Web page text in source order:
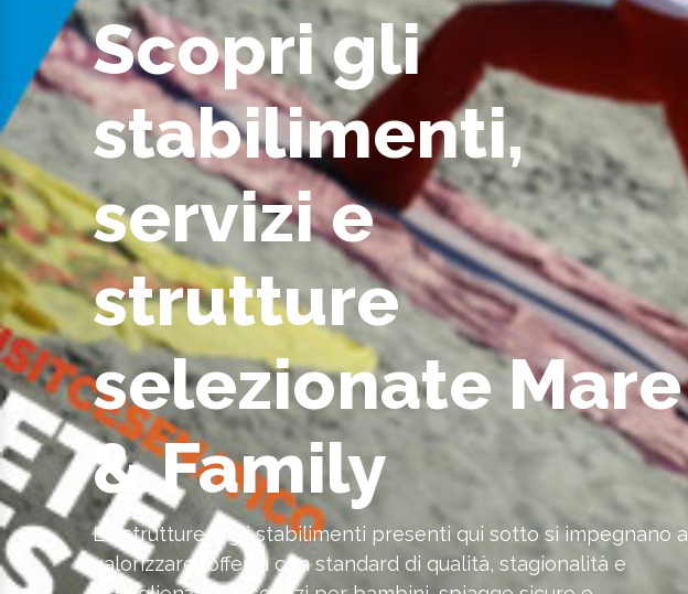
Scopri gli
stabilimenti,
servizi e
strutture
selezionate Mare
& Family
Le strutture e gli stabilimenti presenti qui sotto si impegnano a
valorizzare l’offerta con standard di qualità, stagionalità e